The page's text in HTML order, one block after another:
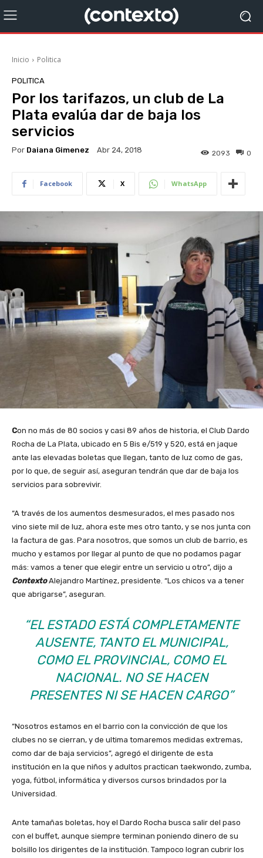
Inicio Politica
POLITICA
Por los tarifazos, un club de La
Plata evalúa dar de baja los
servicios
Por Daiana Gimenez Abr 24, 2018 0
2093
Facebook X WhatsApp
Con no más de 80 socios y casi 89 años de historia, el Club Dardo
Rocha de La Plata, ubicado en 5 Bis e/519 y 520, está en jaque
ante las elevadas boletas que llegan, tanto de luz como de gas,
por lo que, de seguir así, aseguran tendrán que dar de baja los
servicios para sobrevivir.
“A través de los aumentos desmesurados, el mes pasado nos
vino siete mil de luz, ahora este mes otro tanto, y se nos junta con
la factura de gas. Para nosotros, que somos un club de barrio, es
mucho y estamos por llegar al punto de que no podamos pagar
más: vamos a tener que elegir entre un servicio u otro”, dijo a
ContextoAlejandro Martínez, presidente. “Los chicos va a tener
que abrigarse”, aseguran.
“EL ESTADO ESTÁ COMPLETAMENTE
AUSENTE, TANTO EL MUNICIPAL,
COMO EL PROVINCIAL, COMO EL
NACIONAL. NO SE HACEN
PRESENTES NI SE HACEN CARGO”
“Nosotros estamos en el barrio con la convicción de que los
clubes no se cierran, y de ultima tomaremos medidas extremas,
como dar de baja servicios”, agregó el dirigente de esta
institución en la que niños y adultos practican taekwondo, zumba,
yoga, fútbol, informática y diversos cursos brindados por la
Universidad.
Ante tamañas boletas, hoy el Dardo Rocha busca salir del paso
con el buffet, aunque siempre terminan poniendo dinero de su
bolsillo los dirigentes de la institución. Tampoco logran cubrir los